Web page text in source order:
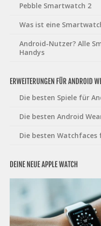
Pebble Smartwatch 2
Was ist eine
Android-Nutzer? Alle
Handys
ERWEITERUNGEN FÜR ANDROID
Die besten Spiele für
Die besten Android
Die besten Watchfaces
DEINE NEUE APPLE WATCH